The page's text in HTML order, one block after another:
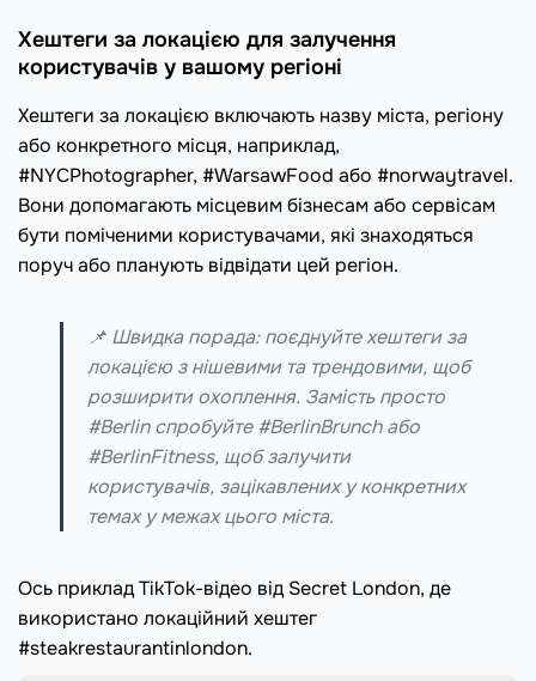
Хештеги за локацією для залучення
користувачів у вашому регіоні
Хештеги за локацією включають назву міста, регіону
або конкретного місця, наприклад,
#NYCPhotographer, #WarsawFood або #norwaytravel.
Вони допомагають місцевим бізнесам або сервісам
бути поміченими користувачами, які знаходяться
поруч або планують відвідати цей регіон.
📌 Швидка порада: поєднуйте хештеги за
локацією з нішевими та трендовими, щоб
розширити охоплення. Замість просто
#Berlin спробуйте #BerlinBrunch або
#BerlinFitness, щоб залучити
користувачів, зацікавлених у конкретних
темах у межах цього міста.
Ось приклад TikTok-відео від Secret London, де
використано локаційний хештег
#steakrestaurantinlondon.